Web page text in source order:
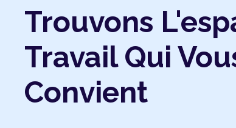
Trouvons
Travail Qui
Convient